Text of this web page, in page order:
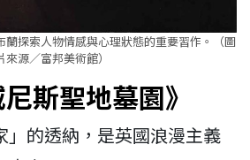
蘭探索人物情感與心理狀態的重要習作。（圖
來源／富邦美術館）
斯聖地墓園》
」的透納，是英國浪漫主義